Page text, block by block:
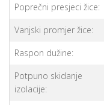
Poprečni presjeci žice:
Vanjski promjer žice:
Raspon dužine:
Potpuno skidanje
izolacije: